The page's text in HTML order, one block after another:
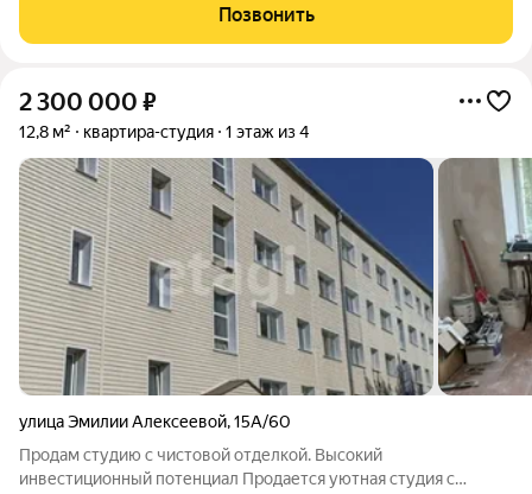
центре, вдали от шумных дорог и скопления людей. Недалеко
находится берег Оби.
Позвонить
2 300 000 ₽
12,8 м² квартира-студия 1 этаж из 4
улица Эмилии Алексеевой,15А/60
Продам студию с чистовой отделкой. Высокий
инвестиционный потенциал Продается уютная студия с